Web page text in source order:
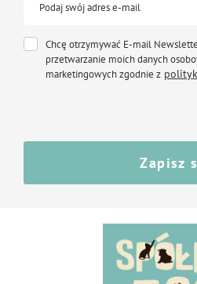
Podaj swój adres e-mail
Chcę otrzymywać E-mail
przetwarzanie moich danych
marketingowych zgodnie z
Zapisz